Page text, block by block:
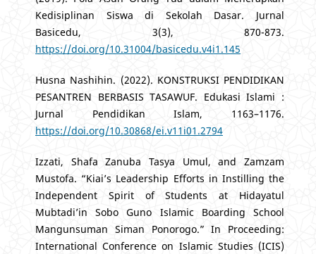
Kedisiplinan Siswa di Sekolah Dasar. Jurnal
Basicedu, 3(3), 870-873.
https://doi.org/10.31004/basicedu.v4i1.145
Husna Nashihin. (2022). KONSTRUKSI PENDIDIKAN
PESANTREN BERBASIS TASAWUF. Edukasi Islami :
Jurnal Pendidikan Islam, 1163–1176.
https://doi.org/10.30868/ei.v11i01.2794
Izzati, Shafa Zanuba Tasya Umul, and Zamzam
Mustofa. “Kiai’s Leadership Efforts in Instilling the
Independent Spirit of Students at Hidayatul
Mubtadi’in Sobo Guno Islamic Boarding School
Mangunsuman Siman Ponorogo.” In Proceeding:
International Conference on Islamic Studies (ICIS)